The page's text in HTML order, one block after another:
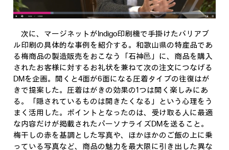
次に、マージネットがIndigo印刷機で手掛けたバリアブ
ル印刷の具体的な事例を紹介する。和歌山県の特産品であ
る梅商品の製造販売をおこなう「石神邑」に、商品を購入
されたお客様に対するお礼状を兼ねて次の注文につなげる
DMを企画。開くと4面が6面になる圧着タイプの往復はが
きで提案した。圧着はがきの効果の1つは開く楽しみにあ
る。「隠されているものは開きたくなる」という心理をう
まく活用した。ポイントとなったのは、受け取る人に最適
な内容だけが掲載されたパーソナライズDMを送ること。
梅干しの赤を基調とした写真や、ほかほかのご飯の上に乗
っている写真など、商品の魅力を最大限に引き出した異な